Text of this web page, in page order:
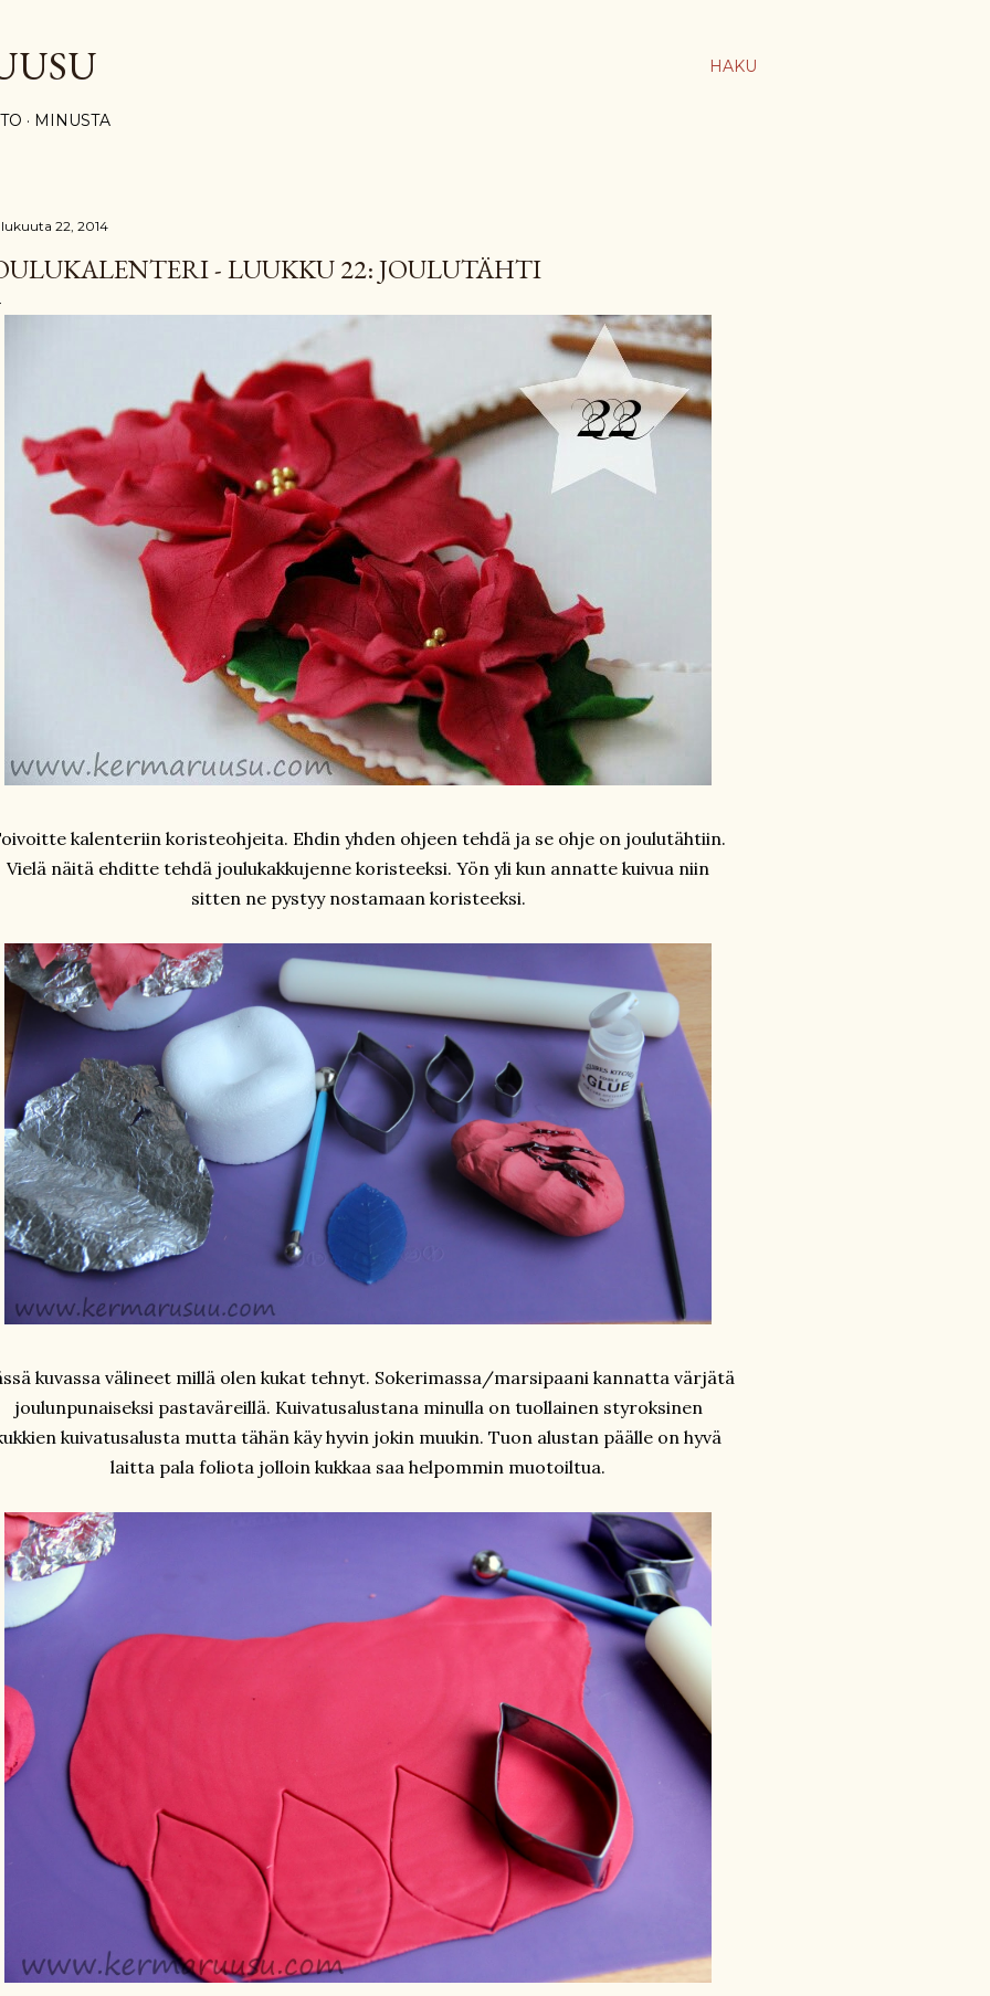
HAKU
MINUSTA
22, 2014
- LUUKKU 22: JOULUTÄHTI
kalenteriin koristeohjeita. Ehdin yhden ohjeen tehdä ja se ohje on joulutähtiin.
Vielä näitä ehditte tehdä joulukakkujenne koristeeksi. Yön yli kun annatte kuivua niin
sitten ne pystyy nostamaan koristeeksi.
kuvassa välineet millä olen kukat tehnyt. Sokerimassa/marsipaani kannatta värjätä
joulunpunaiseksi pastaväreillä. Kuivatusalustana minulla on tuollainen styroksinen
kuivatusalusta mutta tähän käy hyvin jokin muukin. Tuon alustan päälle on hyvä
laitta pala foliota jolloin kukkaa saa helpommin muotoiltua.